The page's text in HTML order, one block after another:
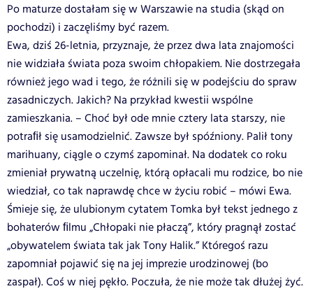
Po maturze dostałam się w Warszawie na studia (skąd on
pochodzi) i zaczęliśmy być razem.
Ewa, dziś 26-letnia, przyznaje, że przez dwa lata znajomości
nie widziała świata poza swoim chłopakiem. Nie dostrzegała
również jego wad i tego, że różnili się w podejściu do spraw
zasadniczych. Jakich? Na przykład kwestii wspólne
zamieszkania. – Choć był ode mnie cztery lata starszy, nie
potraﬁł się usamodzielnić. Zawsze był spóźniony. Palił tony
marihuany, ciągle o czymś zapominał. Na dodatek co roku
zmieniał prywatną uczelnię, którą opłacali mu rodzice, bo nie
wiedział, co tak naprawdę chce w życiu robić – mówi Ewa.
Śmieje się, że ulubionym cytatem Tomka był tekst jednego z
bohaterów ﬁlmu „Chłopaki nie płaczą”, który pragnął zostać
„obywatelem świata tak jak Tony Halik.” Któregoś razu
zapomniał pojawić się na jej imprezie urodzinowej (bo
zaspał). Coś w niej pękło. Poczuła, że nie może tak dłużej żyć.